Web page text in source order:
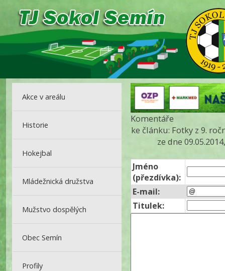
Akce v areálu
Historie
Hokejbal
Mládežnická družstva
Mužstvo dospělých
Obec Semín
Profily
Komentáře
ke článku: Fotky z 9.
ze dne
Jméno
(přezdívka):
E-mail:
Titulek: